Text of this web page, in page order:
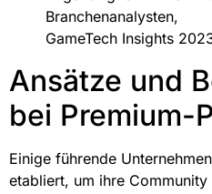
Branchenanalysten,
GameTech Insights
Ansätze und
bei Premium-
Einige führende
etabliert, um ihre